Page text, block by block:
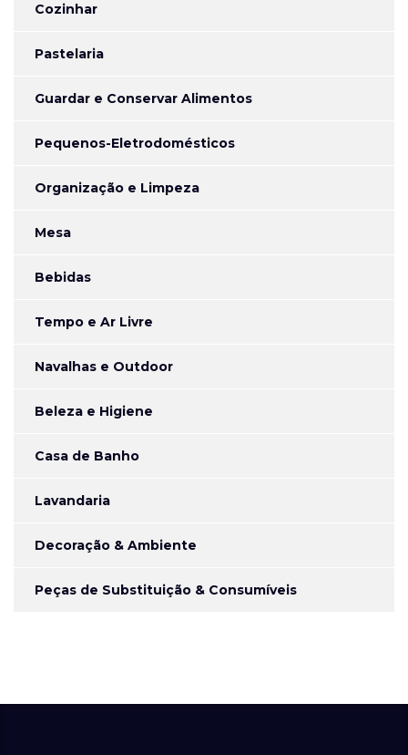
Cozinhar
Pastelaria
Guardar e Conservar Alimentos
Pequenos-Eletrodomésticos
Organização e Limpeza
Mesa
Bebidas
Tempo e Ar Livre
Navalhas e Outdoor
Beleza e Higiene
Casa de Banho
Lavandaria
Decoração & Ambiente
Peças de Substituição & Consumíveis